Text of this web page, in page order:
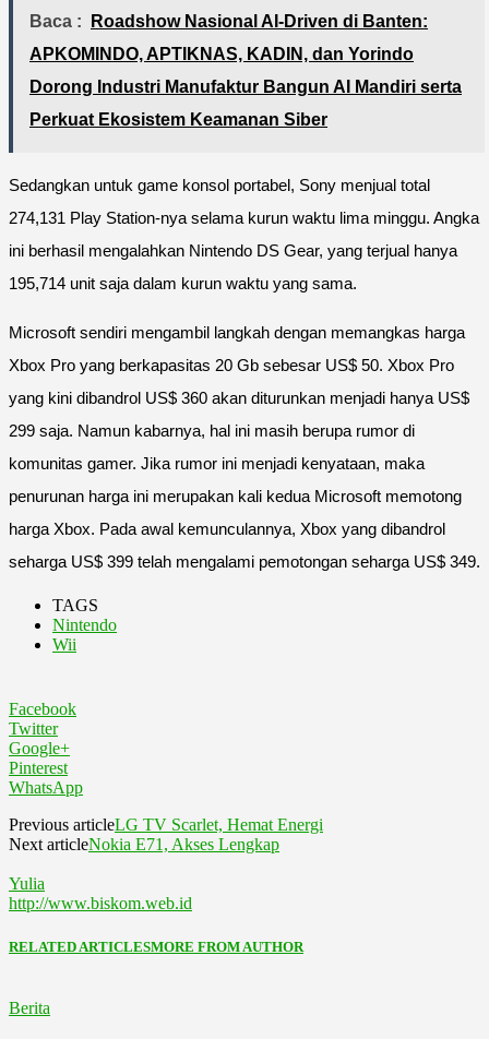
Baca :
Roadshow Nasional AI-Driven di Banten:
APKOMINDO, APTIKNAS, KADIN, dan Yorindo
Dorong Industri Manufaktur Bangun AI Mandiri serta
Perkuat Ekosistem Keamanan Siber
Sedangkan untuk game konsol portabel, Sony menjual total
274,131 Play Station-nya selama kurun waktu lima minggu. Angka
ini berhasil mengalahkan Nintendo DS Gear, yang terjual hanya
195,714 unit saja dalam kurun waktu yang sama.
Microsoft sendiri mengambil langkah dengan memangkas harga
Xbox Pro yang berkapasitas 20 Gb sebesar US$ 50. Xbox Pro
yang kini dibandrol US$ 360 akan diturunkan menjadi hanya US$
299 saja. Namun kabarnya, hal ini masih berupa rumor di
komunitas gamer. Jika rumor ini menjadi kenyataan, maka
penurunan harga ini merupakan kali kedua Microsoft memotong
harga Xbox. Pada awal kemunculannya, Xbox yang dibandrol
seharga US$ 399 telah mengalami pemotongan seharga US$ 349.
TAGS
Nintendo
Wii
Facebook
Twitter
Google+
Pinterest
WhatsApp
Previous articleLG TV Scarlet, Hemat Energi
Next articleNokia E71, Akses Lengkap
Yulia
http://www.biskom.web.id
RELATED ARTICLESMORE FROM AUTHOR
Berita